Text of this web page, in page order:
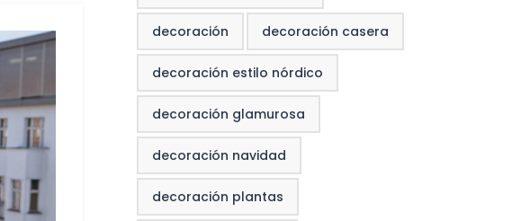
decoración decoración casera
decoración estilo nórdico
decoración glamurosa
decoración navidad
decoración plantas